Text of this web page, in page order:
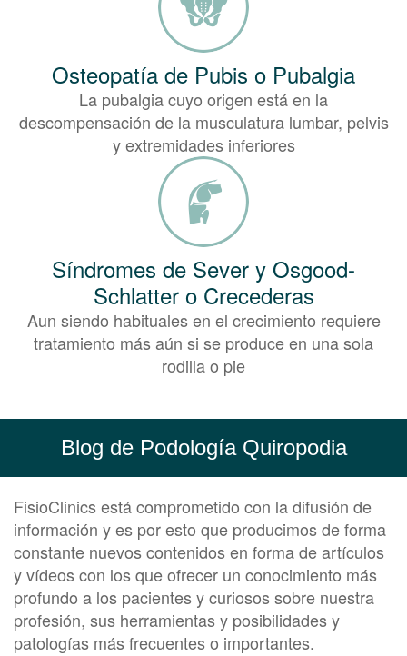
Osteopatía de Pubis o Pubalgia
La pubalgia cuyo origen está en la
descompensación de la musculatura lumbar, pelvis
y extremidades inferiores
Síndromes de Sever y Osgood-
Schlatter o Crecederas
Aun siendo habituales en el crecimiento requiere
tratamiento más aún si se produce en una sola
rodilla o pie
Blog de Podología Quiropodia
FisioClinics está comprometido con la difusión de
información y es por esto que producimos de forma
constante nuevos contenidos en forma de artículos
y vídeos con los que ofrecer un conocimiento más
profundo a los pacientes y curiosos sobre nuestra
profesión, sus herramientas y posibilidades y
patologías más frecuentes o importantes.